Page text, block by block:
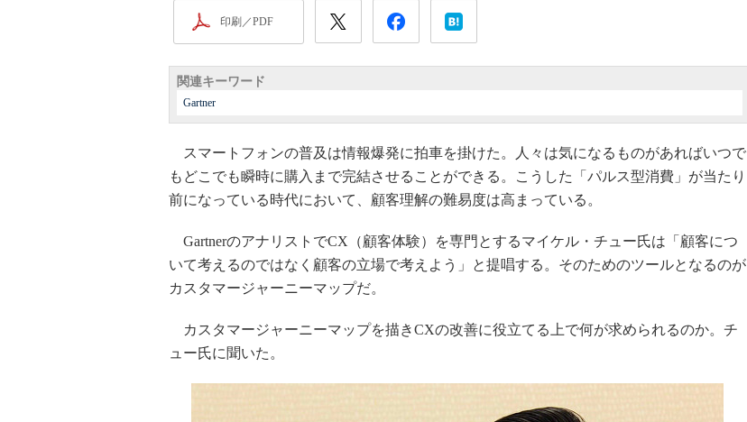
印刷／PDF
関連キーワード
Gartner
スマートフォンの普及は情報爆発に拍車を掛けた。人々は気になるものがあればいつで
もどこでも瞬時に購入まで完結させることができる。こうした「パルス型消費」が当たり
前になっている時代において、顧客理解の難易度は高まっている。
GartnerのアナリストでCX（顧客体験）を専門とするマイケル・チュー氏は「顧客につ
いて考えるのではなく顧客の立場で考えよう」と提唱する。そのためのツールとなるのが
カスタマージャーニーマップだ。
カスタマージャーニーマップを描きCXの改善に役立てる上で何が求められるのか。チ
ュー氏に聞いた。